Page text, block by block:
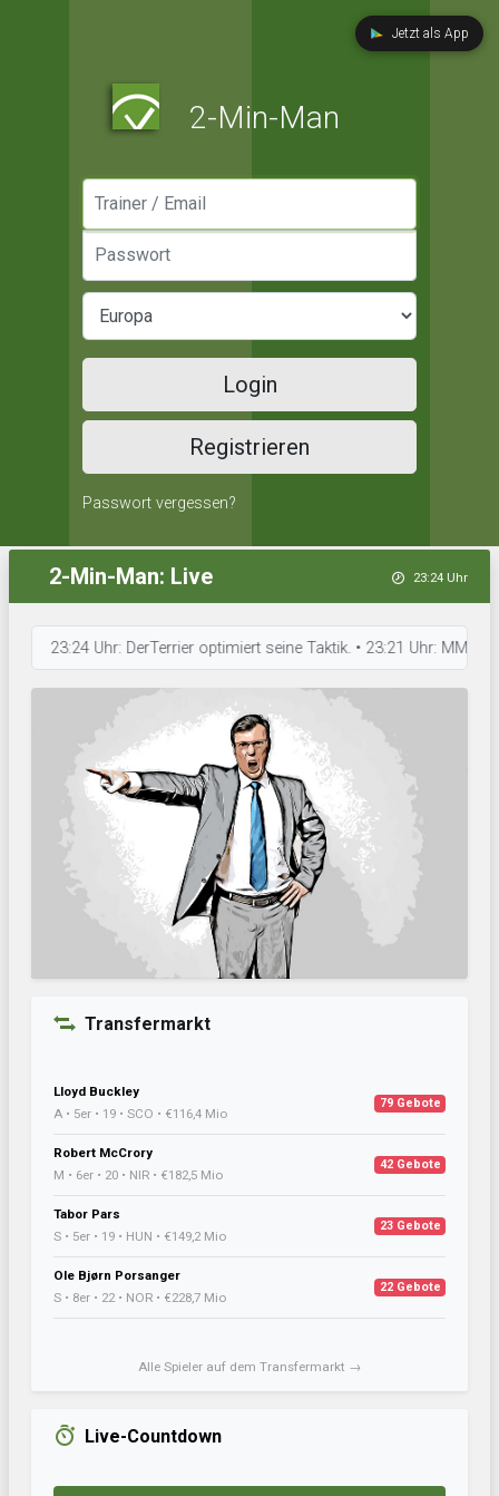
Jetzt als App
2-Min-Man
Login
Registrieren
Passwort vergessen?
2-Min-Man: Live 23:24 Uhr
23:24 Uhr: DerTerrier optimiert seine Taktik. • 23:21 Uhr: MM 1893
Transfermarkt
Lloyd Buckley
A • 5er • 19 • SCO • €116,4 Mio
79 Gebote
Robert McCrory
M • 6er • 20 • NIR • €182,5 Mio
42 Gebote
Tabor Pars
S • 5er • 19 • HUN • €149,2 Mio
23 Gebote
Ole Bjørn Porsanger
S • 8er • 22 • NOR • €228,7 Mio
22 Gebote
Alle Spieler auf dem Transfermarkt →
Live-Countdown